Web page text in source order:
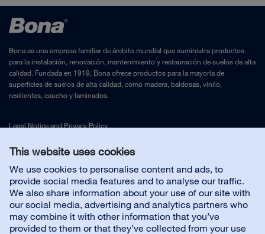
This website uses cookies
We use cookies to personalise content and ads, to
provide social media features and to analyse our traffic.
We also share information about your use of our site with
our social media, advertising and analytics partners who
may combine it with other information that you’ve
provided to them or that they’ve collected from your use
GREENGUARD Certificate - Bona Amber
DIBt Certificate - Z-157.10-97-24
Rendimiento: 8-10 m²/l (por capa)
Bona es una empresa familiar de ámbito mundial que suministra productos
para la instalación, renovación, mantenimiento y restauración de suelos de alta
calidad. Fundada en 1919, Bona ofrece productos para la mayoría de
superficies de suelos de alta calidad, como madera, baldosas, vinilo,
resilientes, caucho y laminados.
Legal Noticeand Privacy Policy
Contáctenos
Servicio al cliente